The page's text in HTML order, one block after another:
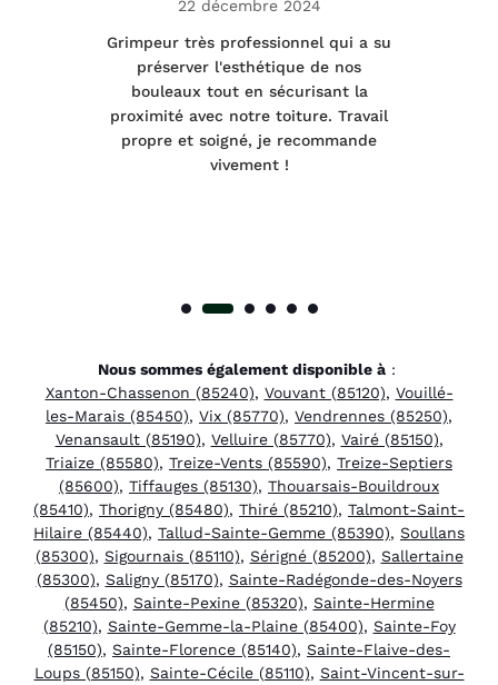
22 décembre 2024
Grimpeur très professionnel qui a su
préserver l'esthétique de nos
bouleaux tout en sécurisant la
proximité avec notre toiture. Travail
propre et soigné, je recommande
vivement !
Nous sommes également disponible à:
Xanton-Chassenon (85240), Vouvant (85120), Vouillé-
les-Marais (85450), Vix (85770), Vendrennes (85250),
Venansault (85190), Velluire (85770), Vairé (85150),
Triaize (85580), Treize-Vents (85590), Treize-Septiers
(85600), Tiffauges (85130), Thouarsais-Bouildroux
(85410), Thorigny (85480), Thiré (85210), Talmont-Saint-
Hilaire (85440), Tallud-Sainte-Gemme (85390), Soullans
(85300), Sigournais (85110), Sérigné (85200), Sallertaine
(85300), Saligny (85170), Sainte-Radégonde-des-Noyers
(85450), Sainte-Pexine (85320), Sainte-Hermine
(85210), Sainte-Gemme-la-Plaine (85400), Sainte-Foy
(85150), Sainte-Florence (85140), Sainte-Flaive-des-
Loups (85150), Sainte-Cécile (85110), Saint-Vincent-sur-